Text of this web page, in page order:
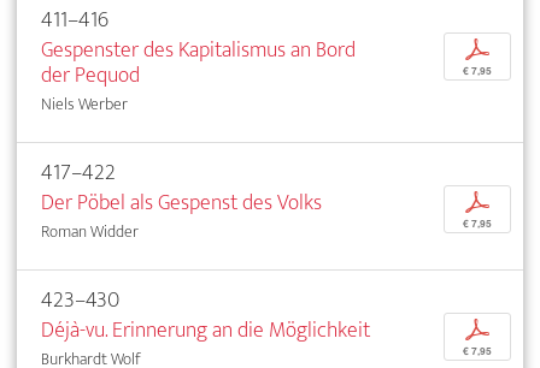
411–416
Gespenster des Kapitalismus an Bord
der Pequod
Niels Werber
p
€ 7,95
417–422
Der Pöbel als Gespenst des Volks
Roman Widder
p
€ 7,95
423–430
Déjà-vu. Erinnerung an die Möglichkeit
Burkhardt Wolf
p
€ 7,95